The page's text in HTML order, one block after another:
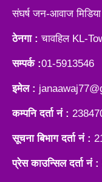
संघर्ष जन-आवाज मिडिया
ठेनगा : चावहिल KL-
सम्पर्क :01-5913546
इमेल :
कम्पनि दर्ता नं :
सूचना बिभाग दर्ता नं :
प्रेस काउन्सिल दर्ता नं :